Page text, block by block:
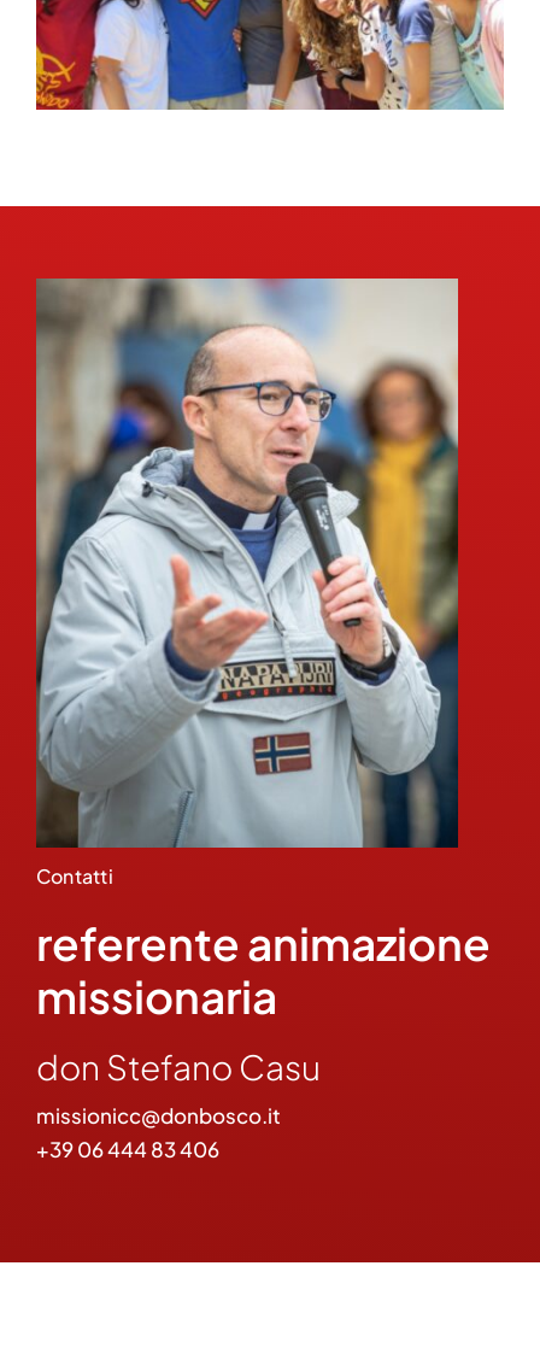
Contatti
referente animazione
missionaria
don Stefano Casu
missionicc@donbosco.it
+39 06 444 83 406